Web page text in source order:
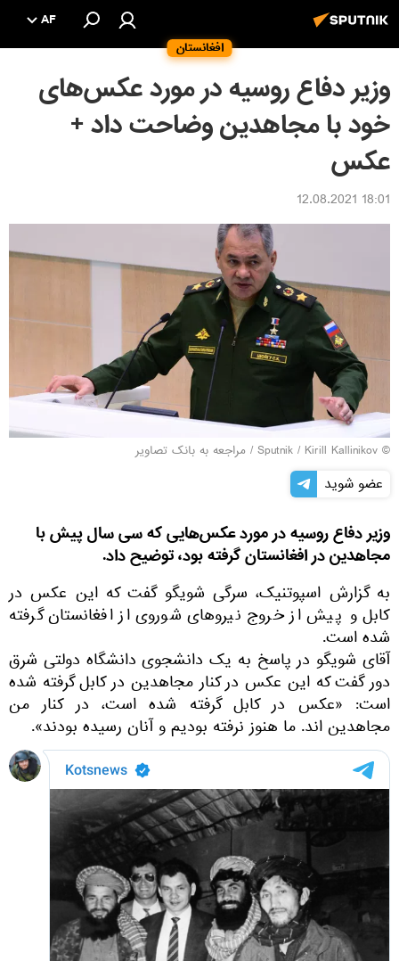
افغانستان
AF
وزیر دفاع روسیه در مورد عکس‌های
خود با مجاهدین وضاحت داد +
عکس
18:01 12.08.2021
© Sputnik / Kirill Kallinikov
/ مراجعه به بانک تصاویر
عضو شوید
وزیر دفاع روسیه در مورد عکس‌هایی که سی سال پیش با
مجاهدین در افغانستان گرفته بود، توضیح داد.
به گزارش اسپوتنیک، سرگی شویگو گفت که این عکس در
کابل و پیش از خروج نیروهای شوروی از افغانستان گرفته
شده است.
آقای شویگو در پاسخ به یک دانشجوی دانشگاه دولتی شرق
دور گفت که این عکس در کنار مجاهدین در کابل گرفته شده
است: «عکس در کابل گرفته شده است، در کنار من
مجاهدین اند. ما هنوز نرفته بودیم و آنان رسیده بودند».